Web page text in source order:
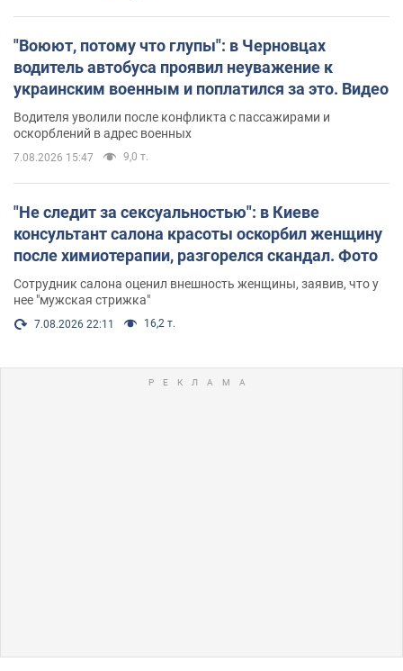
"Воюют, потому что глупы": в Черновцах
водитель автобуса проявил неуважение к
украинским военным и поплатился за это. Видео
Водителя уволили после конфликта с пассажирами и
оскорблений в адрес военных
7.08.2026 15:47 9,0 т.
"Не следит за сексуальностью": в Киеве
консультант салона красоты оскорбил женщину
после химиотерапии, разгорелся скандал. Фото
Сотрудник салона оценил внешность женщины, заявив, что у
нее "мужская стрижка"
7.08.2026 22:11 16,2 т.